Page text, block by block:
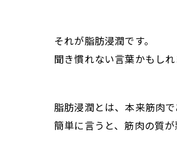
それが脂肪浸潤です。
聞き慣れない言葉かもし
脂肪浸潤とは、本来筋肉
簡単に言うと、筋肉の質が